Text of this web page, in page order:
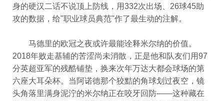
身的硬汉二话不说顶上防线，用332次出场、26球45助
攻的数据，给"职业球员典范"作了最生动的注解。
马德里的欧冠之夜或许最能诠释米尔纳的价值。
2018年败走基辅的苦涩尚未消散，正是他和队友们用97
分英超亚军的残酷铺垫，换来次年万达大都会球场的第
六座大耳朵杯。当阿诺德那个狡黠的角球划过夜空，镜
头角落里满身泥泞的米尔纳正在咬牙回防——这种藏在